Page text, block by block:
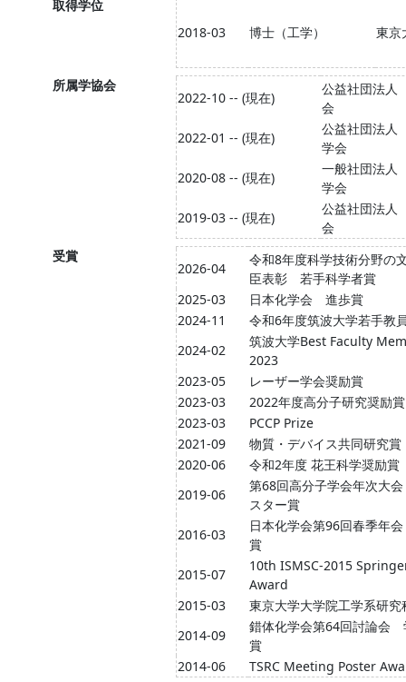
取得学位
2018-03
博士（工学） 東京
所属学協会
2022-10 -- (現在)
公益社団法
会
2022-01 -- (現在)
公益社団法
学会
2020-08 -- (現在)
一般社団法
学会
2019-03 -- (現在)
公益社団法
会
受賞
2026-04
令和8年度科学技術分野の
臣表彰 若手科学者賞
2025-03
日本化学会 進歩賞
2024-11
令和6年度筑波大学若手教
2024-02
筑波大学Best Faculty
2023
2023-05
レーザー学会奨励賞
2023-03
2022年度高分子研究奨励賞
2023-03
PCCP Prize
2021-09
物質・デバイス共同研究賞
2020-06
令和2年度 花王科学奨励賞
2019-06
第68回高分子学会年次大
スター賞
2016-03
日本化学会第96回春季年
賞
2015-07
10th ISMSC-2015
Award
2015-03
東京大学大学院工学系研究
2014-09
錯体化学会第64回討論会
賞
2014-06
TSRC Meeting Poster